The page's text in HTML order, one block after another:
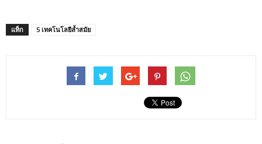
แท็ก 5 เทคโนโลยีล้ำสมัย